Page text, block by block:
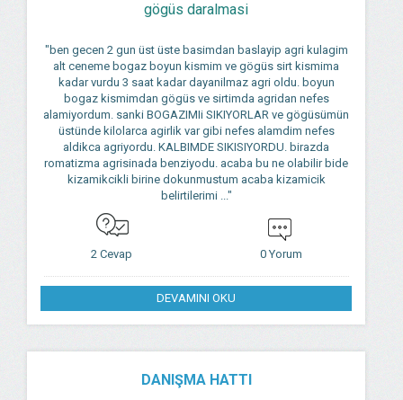
gögüs daralmasi
"ben gecen 2 gun üst üste basimdan baslayip agri kulagim
alt ceneme bogaz boyun kismim ve gögüs sirt kismima
kadar vurdu 3 saat kadar dayanilmaz agri oldu. boyun
bogaz kismimdan gögüs ve sirtimda agridan nefes
alamiyordum. sanki BOGAZIMIi SIKIYORLAR ve gögüsümün
üstünde kilolarca agirlik var gibi nefes alamdim nefes
aldikca agriyordu. KALBIMDE SIKISIYORDU. birazda
romatizma agrisinada benziyodu. acaba bu ne olabilir bide
kizamikcikli birine dokunmustum acaba kizamicik
belirtilerimi ..."
2 Cevap 0 Yorum
DEVAMINI OKU
DANIŞMA HATTI